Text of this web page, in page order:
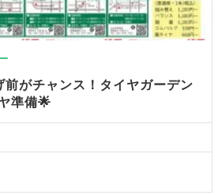
前がチャンス！タイヤガーデン
準備🌟